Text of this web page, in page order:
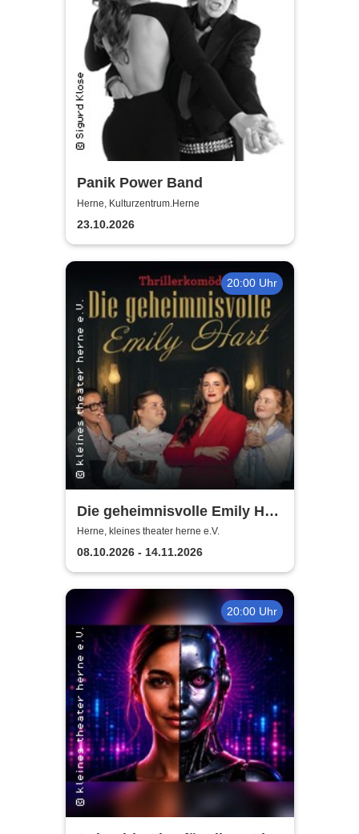
Panik Power Band
Herne, Kulturzentrum.Herne
23.10.2026
20:00 Uhr
Die geheimnisvolle Emily Hart
- Thrillerkomödie von
Christian Weymayr
Herne, kleines theater herne e.V.
08.10.2026 - 14.11.2026
20:00 Uhr